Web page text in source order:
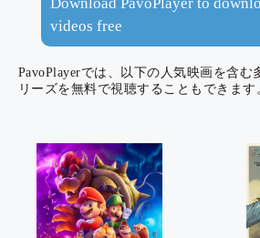
videos free
PavoPlayerでは、以下の人気映画を含む
リーズを無料で視聴することもできます